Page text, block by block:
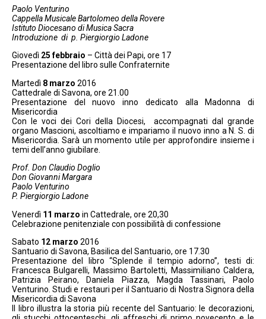
Paolo Venturino
Cappella Musicale Bartolomeo della Rovere
Istituto Diocesano di Musica Sacra
Introduzione di p. Piergiorgio Ladone
Giovedì 25 febbraio – Città dei Papi, ore 17
Presentazione del libro sulle Confraternite
Martedì 8 marzo 2016
Cattedrale di Savona, ore 21.00
Presentazione del nuovo inno dedicato alla Madonna di
Misericordia
Con le voci dei Cori della Diocesi, accompagnati dal grande
organo Mascioni, ascoltiamo e impariamo il nuovo inno a N. S. di
Misericordia. Sarà un momento utile per approfondire insieme i
temi dell’anno giubilare.
Prof. Don Claudio Doglio
Don Giovanni Margara
Paolo Venturino
P. Piergiorgio Ladone
Venerdì 11 marzo in Cattedrale, ore 20,30
Celebrazione penitenziale con possibilità di confessione
Sabato 12 marzo 2016
Santuario di Savona, Basilica del Santuario, ore 17.30
Presentazione del libro “Splende il tempio adorno”, testi di:
Francesca Bulgarelli, Massimo Bartoletti, Massimiliano Caldera,
Patrizia Peirano, Daniela Piazza, Magda Tassinari, Paolo
Venturino. Studi e restauri per il Santuario di Nostra Signora della
Misericordia di Savona
Il libro illustra la storia più recente del Santuario: le decorazioni,